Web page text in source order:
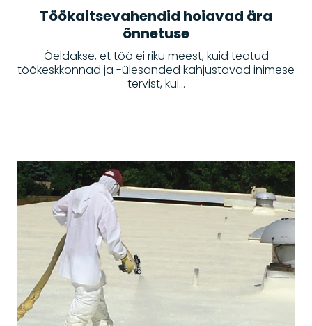
Töökaitsevahendid hoiavad ära
õnnetuse
Öeldakse, et töö ei riku meest, kuid teatud
töökeskkonnad ja -ülesanded kahjustavad inimese
tervist, kui...